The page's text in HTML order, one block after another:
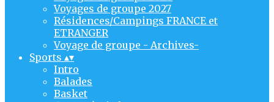
Voyages de groupe 2027
Résidences/Campings FRANCE et
ETRANGER
Voyage de groupe - Archives-
Sports ▴▾
Intro
Balades
Basket